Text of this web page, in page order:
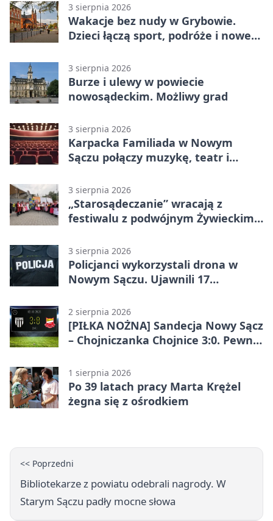
3 sierpnia 2026
Wakacje bez nudy w Grybowie.
Dzieci łączą sport, podróże i nowe
3 sierpnia 2026
Burze i ulewy w powiecie
nowosądeckim. Możliwy grad
3 sierpnia 2026
Karpacka Familiada w Nowym
Sączu połączy muzykę, teatr i
3 sierpnia 2026
„Starosądeczanie” wracają z
festiwalu z podwójnym Żywieckim
3 sierpnia 2026
Policjanci wykorzystali drona w
Nowym Sączu. Ujawnili 17
2 sierpnia 2026
[PIŁKA NOŻNA] Sandecja Nowy Sącz
– Chojniczanka Chojnice 3:0. Pewne
lidze
1 sierpnia 2026
Po 39 latach pracy Marta Krężel
żegna się z ośrodkiem
<< Poprzedni
Bibliotekarze z powiatu odebrali nagrody. W
Starym Sączu padły mocne słowa